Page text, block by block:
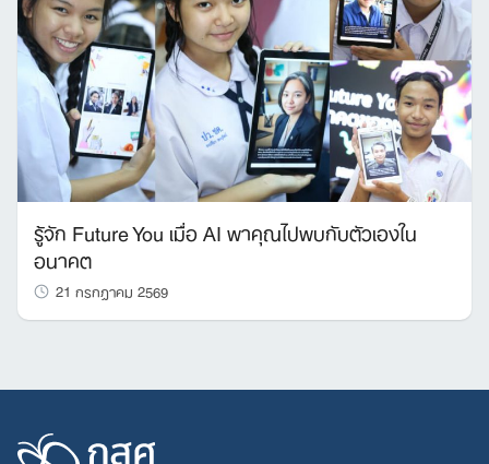
รู้จัก Future You เมื่อ AI พาคุณไปพบกับตัวเองใน
อนาคต
21 กรกฎาคม 2569